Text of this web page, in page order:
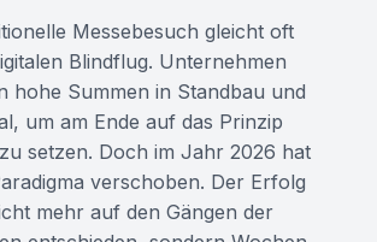
Messebesuch gleicht oft
Blindflug. Unternehmen
hohe Summen in Standbau und
um am Ende auf das Prinzip
setzen. Doch im Jahr 2026 hat
verschoben. Der Erfolg
mehr auf den Gängen der